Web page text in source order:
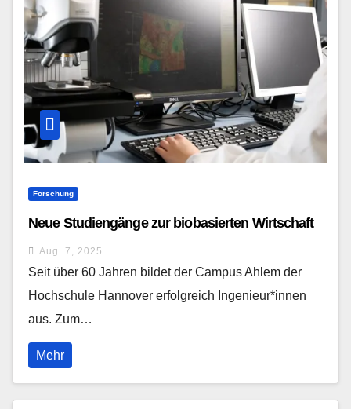
Forschung
Neue Studiengänge zur biobasierten Wirtschaft
Aug. 7, 2025
Seit über 60 Jahren bildet der Campus Ahlem der
Hochschule Hannover erfolgreich Ingenieur*innen
aus. Zum…
Mehr